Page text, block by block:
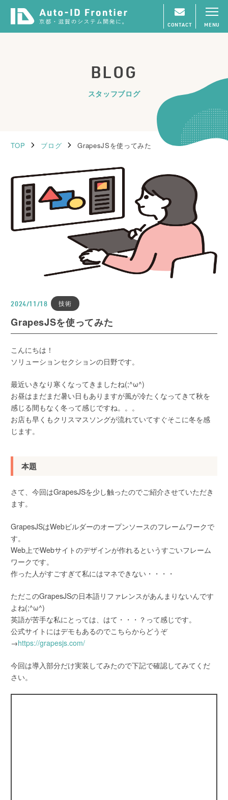
CONTACT MENU
BLOG
スタッフブログ
TOP ブログ GrapesJSを使ってみた
2024/11/18 技術
GrapesJSを使ってみた
こんにちは！
ソリューションセクションの日野です。
最近いきなり寒くなってきましたね(;^ω^)
お昼はまだまだ暑い日もありますが風が冷たくなってきて秋を
感じる間もなく冬って感じですね。。。
お店も早くもクリスマスソングが流れていてすぐそこに冬を感
じます。
本題
さて、今回はGrapesJSを少し触ったのでご紹介させていただき
ます。
GrapesJSはWebビルダーのオープンソースのフレームワークで
す。
Web上でWebサイトのデザインが作れるというすごいフレーム
ワークです。
作った人がすごすぎて私にはマネできない・・・・
ただこのGrapesJSの日本語リファレンスがあんまりないんです
よね(;^ω^)
英語が苦手な私にとっては、はて・・・？って感じです。
公式サイトにはデモもあるのでこちらからどうぞ
→https://grapesjs.com/
今回は導入部分だけ実装してみたので下記で確認してみてくだ
さい。